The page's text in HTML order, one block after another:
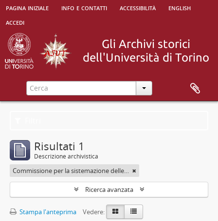
pagina iniziale info e contatti accessibilità
english
accedi
Risultati 1
Descrizione archivistica
Commissione per la sistemazione delle Biblioteche Nazionale e Civica di Torino nel palazzo del Debito pubblico
Ricerca avanzata
Stampa l'anteprima
Vedere: